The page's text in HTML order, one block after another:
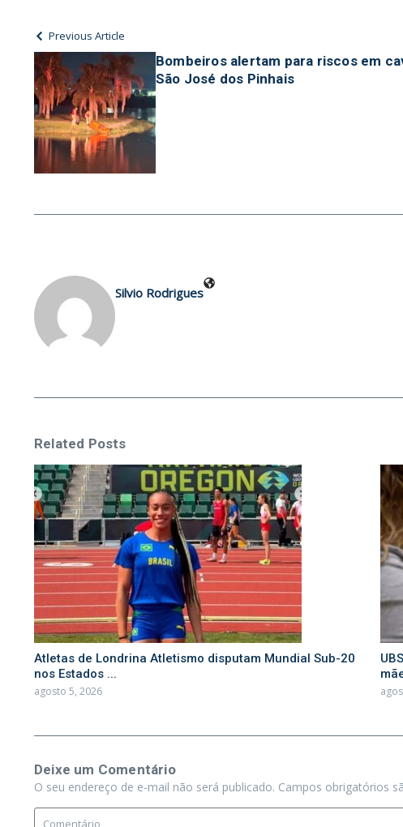
Previous Article
Bombeiros alertam para riscos em
São José dos Pinhais
Silvio Rodrigues
Related Posts
Atletas de Londrina Atletismo disputam Mundial Sub-20
nos Estados ...
agosto 5, 2026
Deixe um Comentário
O seu endereço de e-mail não será publicado. Campos obrigatórios